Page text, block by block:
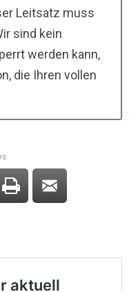
Leitsatz muss
sind kein
werden kann,
die Ihren vollen